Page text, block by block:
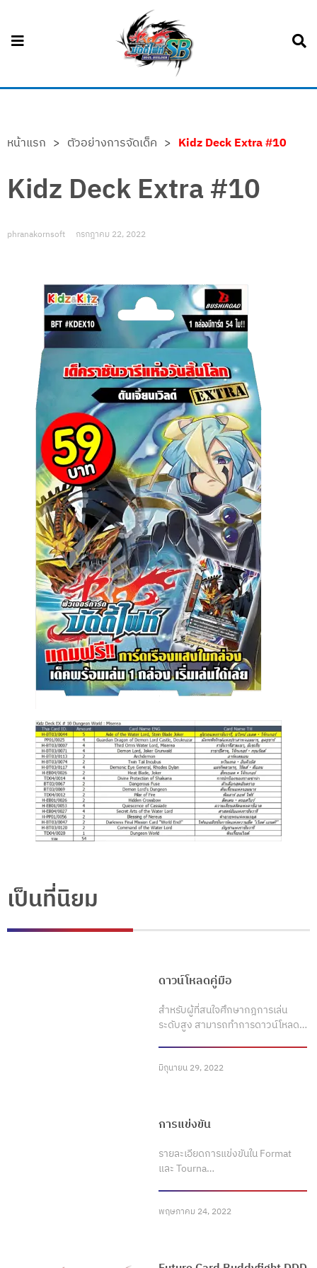
หน้าแรก > ตัวอย่างการจัดเด็ค > Kidz Deck Extra #10
Kidz Deck Extra #10
phranakornsoft กรกฎาคม 22, 2022
เป็นที่นิยม
ดาวน์โหลดคู่มือ
สำหรับผู้ที่สนใจศึกษากฎการเล่น
ระดับสูง สามารถทำการดาวน์โหลด…
มิถุนายน 29, 2022
การแข่งขัน
รายละเอียดการแข่งขันใน Format
และ Tourna…
พฤษภาคม 24, 2022